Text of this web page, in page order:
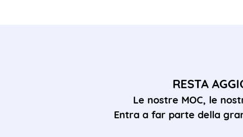
RESTA
Le nostre MOC, le
Entra a far parte della